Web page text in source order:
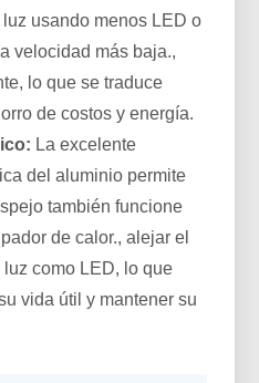
usando menos LED o
velocidad más baja.,
lo que se traduce
de costos y energía.
La excelente
del aluminio permite
también funcione
de calor., alejar el
como LED, lo que
vida útil y mantener su